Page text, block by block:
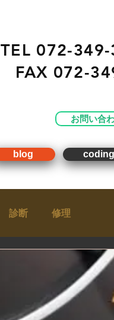
TEL 072-349-
FAX 072-
お問い合
blog coding
診断 修理